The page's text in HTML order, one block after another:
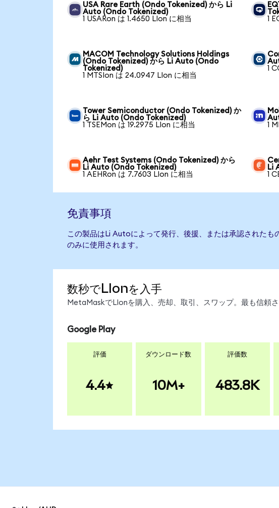
USA Rare Earth (Ondo Tokenized) から Li
Auto (Ondo Tokenized)
1 USARon は 1.4650 LIon に相当
1
MACOM Technology Solutions Holdings
(Ondo Tokenized) から Li Auto (Ondo
Tokenized)
1 MTSIon は 24.0947 LIon に相当
1
Tower Semiconductor (Ondo Tokenized) か
ら Li Auto (Ondo Tokenized)
1 TSEMon は 19.2975 LIon に相当
1
Aehr Test Systems (Ondo Tokenized) から
Li Auto (Ondo Tokenized)
1 AEHRon は 7.7603 LIon に相当
Li
1
免責事項
この製品はLi Autoによって発行、後援、または承認された
のみに使用されます。
数秒でLIonを入手
MetaMaskでLIonを購入、売却、取引、スワップ。最も信頼さ
Google Play
評価
4.4
ダウンロード数
10M+
評価数
483.8K